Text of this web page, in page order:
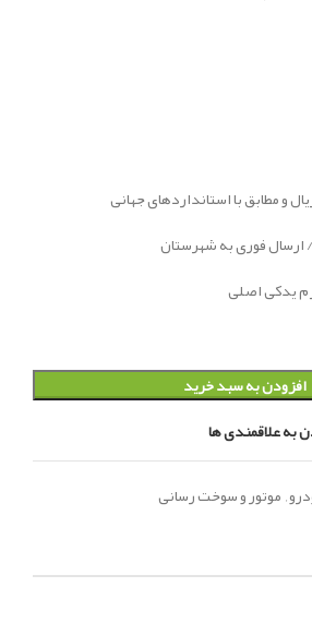
و مطابق با استانداردهای جهانی
یدکی اصلی
افزودن به سبد خرید
به علاقمندی ها
,موتور و سوخت رسانی